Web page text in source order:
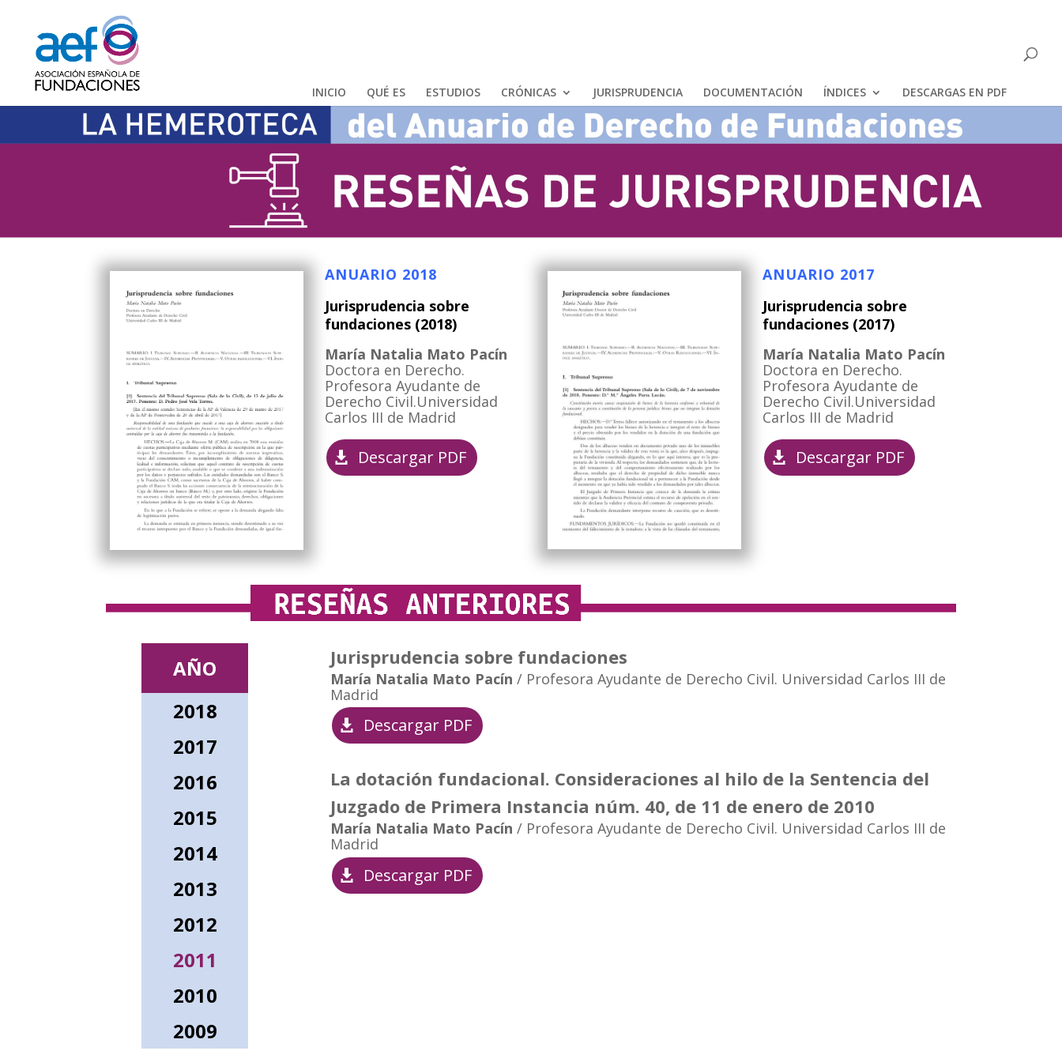
INICIO QUÉ ES ESTUDIOS CRÓNICAS JURISPRUDENCIA DOCUMENTACIÓN ÍNDICES DESCARGAS EN PDF
ANUARIO 2018
Jurisprudencia sobre
fundaciones (2018)
María Natalia Mato Pacín
Doctora en Derecho.
Profesora Ayudante de
Derecho Civil.Universidad
Carlos III de Madrid
Descargar PDF
ANUARIO 2017
Jurisprudencia sobre
fundaciones (2017)
María Natalia Mato Pacín
Doctora en Derecho.
Profesora Ayudante de
Derecho Civil.Universidad
Carlos III de Madrid
Descargar PDF
AÑO
2018
2017
2016
2015
2014
2013
2012
2011
2010
2009
Jurisprudencia sobre fundaciones
María Natalia Mato Pacín / Profesora Ayudante de Derecho Civil. Universidad Carlos III de
Madrid
Descargar PDF
La dotación fundacional. Consideraciones al hilo de la Sentencia del
Juzgado de Primera Instancia núm. 40, de 11 de enero de 2010
María Natalia Mato Pacín / Profesora Ayudante de Derecho Civil. Universidad Carlos III de
Madrid
Descargar PDF